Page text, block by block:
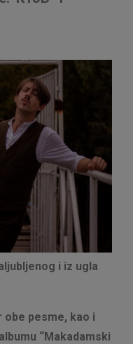
i iz ugla
pesme, kao i
“Makadamski